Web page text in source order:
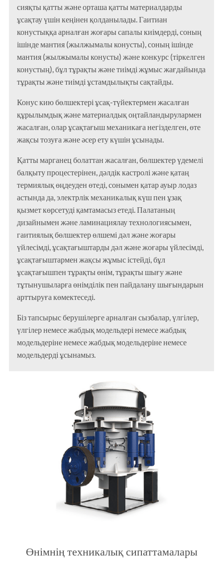
сияқты қатты және орташа қатты материалдарды
ұсақтау үшін кеңінен қолданылады. Гаитиан
конустыққа арналған жоғары сапалы киімдерді, соның
ішінде мантия (жылжымалы конусты), соның ішінде
мантия (жылжымалы конусты) және конкурс (тіркелген
конустың), бұл тұрақты және тиімді жұмыс жағдайында
тұрақты және тиімді ұстамдылықты сақтайды.
Конус кию бөлшектері ұсақ-түйектермен жасалған
құрылымдық және материалдық оңтайландырулармен
жасалған, олар ұсақтағыш механикаға негізделген, өте
жақсы тозуға және әсер ету күшін ұсынады.
Қатты марганец болаттан жасалған, бөлшектер үдемелі
балқыту процестерінен, дәлдік кастролі және қатаң
термиялық өңдеуден өтеді, сонымен қатар ауыр лодаз
астында да, электрлік механикалық күш пен ұзақ
қызмет көрсетуді қамтамасыз етеді. Палатаның
дизайнымен және ламинациялау технологиясымен,
гаитиялық бөлшектер өлшемі дәл және жоғары
үйлесімді, ұсақтағыштарды дәл және жоғары үйлесімді,
ұсақтағыштармен жақсы жұмыс істейді, бұл
ұсақтағышпен тұрақты өнім, тұрақты шығу және
тұтынушыларға өнімділік пен пайдалану шығындарын
арттыруға көмектеседі.
Біз тапсырыс берушілерге арналған сызбалар, үлгілер,
үлгілер немесе жабдық модельдері немесе жабдық
модельдеріне немесе жабдық модельдеріне немесе
модельдерді ұсынамыз.
Өнімнің техникалық сипаттамалары